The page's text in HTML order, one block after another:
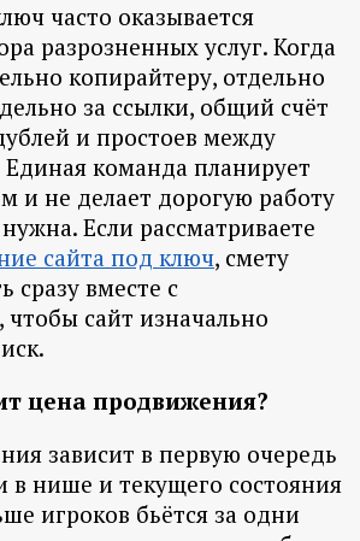
часто оказывается
разрозненных услуг. Когда
копирайтеру, отдельно
за ссылки, общий счёт
и простоев между
команда планирует
и не делает дорогую работу
Если рассматриваете
сайта под ключ, смету
сразу вместе с
сайт изначально
цена продвижения?
зависит в первую очередь
в нише и текущего состояния
игроков бьётся за одни